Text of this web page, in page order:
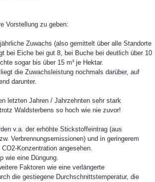
Vorstellung zu geben:
Zuwachs (also gemittelt über alle Standorte
bei Eiche bei gut 8, bei Buche bei deutlich über 10
sogar bis über 15 m³ je Hektar.
die Zuwachsleistung nochmals darüber, auf
darunter.
letzten Jahren / Jahrzehnten sehr stark
Waldsterbens so hoch wie nie zuvor!
v.a. der erhöhte Stickstoffeintrag (aus
Verbrennungsemissionen) und in geringerem
Konzentration angesehen.
wie eine Düngung.
Faktoren wie eine verlängerte
die gestiegene Durchschnittstemperatur, die